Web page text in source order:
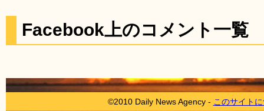
Facebook上のコメント一覧
©2010 Daily News Agency - このサイト